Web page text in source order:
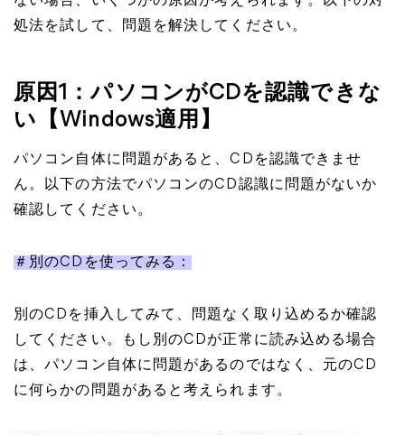
処法を試して、問題を解決してください。
原因1：パソコンがCDを認識できな
い【Windows適用】
パソコン自体に問題があると、CDを認識できませ
ん。以下の方法でパソコンのCD認識に問題がないか
確認してください。
＃別のCDを使ってみる：
別のCDを挿入してみて、問題なく取り込めるか確認
してください。もし別のCDが正常に読み込める場合
は、パソコン自体に問題があるのではなく、元のCD
に何らかの問題があると考えられます。